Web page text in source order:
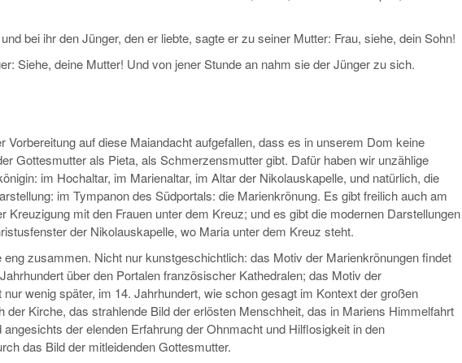
bei ihr den Jünger, den er liebte, sagte er zu seiner Mutter: Frau, siehe, dein Sohn!
Siehe, deine Mutter! Und von jener Stunde an nahm sie der Jünger zu sich.
Vorbereitung auf diese Maiandacht aufgefallen, dass es in unserem Dom keine
Gottesmutter als Pieta, als Schmerzensmutter gibt. Dafür haben wir unzählige
im Hochaltar, im Marienaltar, im Altar der Nikolauskapelle, und natürlich, die
im Tympanon des Südportals: die Marienkrönung. Es gibt freilich auch am
Kreuzigung mit den Frauen unter dem Kreuz; und es gibt die modernen Darstellungen
der Nikolauskapelle, wo Maria unter dem Kreuz steht.
eng zusammen. Nicht nur kunstgeschichtlich: das Motiv der Marienkrönungen findet
über den Portalen französischer Kathedralen; das Motiv der
wenig später, im 14. Jahrhundert, wie schon gesagt im Kontext der großen
der Kirche, das strahlende Bild der erlösten Menschheit, das in Mariens Himmelfahrt
der elenden Erfahrung der Ohnmacht und Hilflosigkeit in den
das Bild der mitleidenden Gottesmutter.